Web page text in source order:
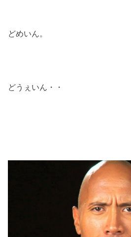
どめいん。
どうぇいん・・